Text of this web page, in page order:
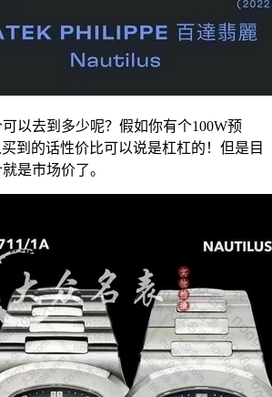
以去到多少呢？假如你有个100W预
到的话性价比可以说是杠杠的！但是目
是市场价了。